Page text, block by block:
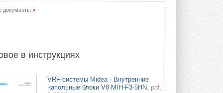
документы »
в инструкциях
VRF-системы Midea - Внутренние
напольные блоки V8 MIH-F3-5HN. pdf,